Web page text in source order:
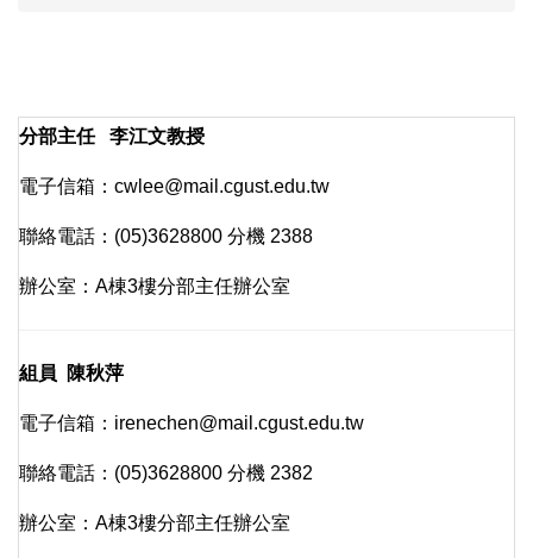
分部主任 李江文教授
電子信箱：cwlee@mail.cgust.edu.tw
聯絡電話：(05)3628800 分機 2388
辦公室：A棟3樓分部主任辦公室
組員 陳秋萍
電子信箱：irenechen@mail.cgust.edu.tw
聯絡電話：(05)3628800 分機 2382
辦公室：A棟3樓分部主任辦公室